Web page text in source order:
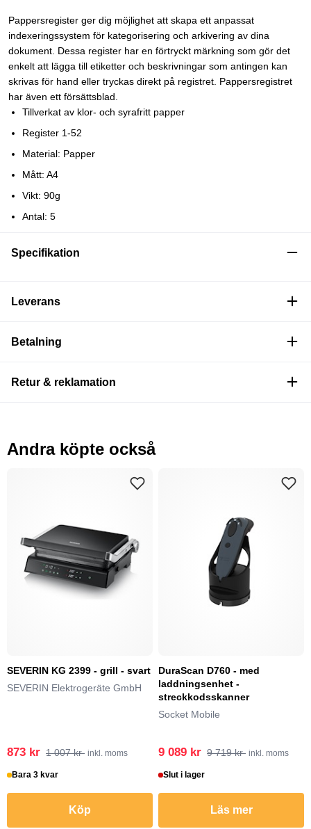
Pappersregister ger dig möjlighet att skapa ett anpassat
indexeringssystem för kategorisering och arkivering av dina
dokument. Dessa register har en förtryckt märkning som gör det
enkelt att lägga till etiketter och beskrivningar som antingen kan
skrivas för hand eller tryckas direkt på registret. Pappersregistret
har även ett försättsblad.
Tillverkat av klor- och syrafritt papper
Register 1-52
Material: Papper
Mått: A4
Vikt: 90g
Antal: 5
Specifikation
Leverans
Betalning
Retur & reklamation
Andra köpte också
SEVERIN KG 2399 - grill - svart
SEVERIN Elektrogeräte GmbH
873 kr 1 007 kr inkl. moms
Bara 3 kvar
Köp
DuraScan D760 - med
laddningsenhet -
streckkodsskanner
Socket Mobile
9 089 kr 9 719 kr inkl. moms
Slut i lager
Läs mer